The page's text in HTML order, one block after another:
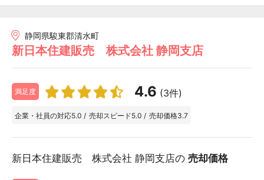
静岡県駿東郡清水町
新日本住建販売 株式会社 静岡支店
満足度 4.6 (3件)
企業・社員の対応5.0 / 売却スピード5.0 / 売却価格3.7
新日本住建販売 株式会社 静岡支店の 売却価格